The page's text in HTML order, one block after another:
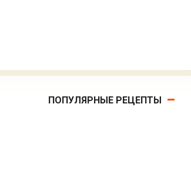
ПОПУЛЯРНЫЕ РЕЦЕПТЫ